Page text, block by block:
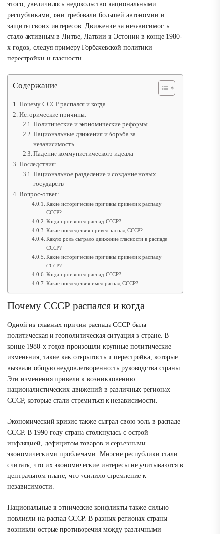
этого, увеличилось недовольство национальными
республиками, они требовали большей автономии и
защиты своих интересов. Движение за независимость
стало активным в Литве, Латвии и Эстонии в конце 1980-
х годов, следуя примеру Горбачевской политики
перестройки и гласности.
Содержание
Почему СССР распался и когда
Исторические причины:
Политические и экономические реформы
Национальные движения и борьба за
независимость
Падение коммунистического идеала
Последствия:
Национальное разделение и создание новых
государств
Вопрос-ответ:
Какие исторические причины привели к распаду
СССР?
Когда произошел распад СССР?
Какие последствия привел распад СССР?
Какую роль сыграло движение гласности в распаде
СССР?
Какие исторические причины привели к распаду
СССР?
Когда произошел распад СССР?
Какие последствия имел распад СССР?
Почему СССР распался и когда
Одной из главных причин распада СССР была
политическая и геополитическая ситуация в стране. В
конце 1980-х годов произошли крупные политические
изменения, такие как открытость и перестройка, которые
вызвали общую неудовлетворенность руководства страны.
Эти изменения привели к возникновению
националистических движений в различных регионах
СССР, которые стали стремиться к независимости.
Экономический кризис также сыграл свою роль в распаде
СССР. В 1990 году страна столкнулась с острой
инфляцией, дефицитом товаров и серьезными
экономическими проблемами. Многие республики стали
считать, что их экономические интересы не учитываются в
центральном плане, что усилило стремление к
независимости.
Национальные и этнические конфликты также сильно
повлияли на распад СССР. В разных регионах страны
возникли острые противоречия между различными